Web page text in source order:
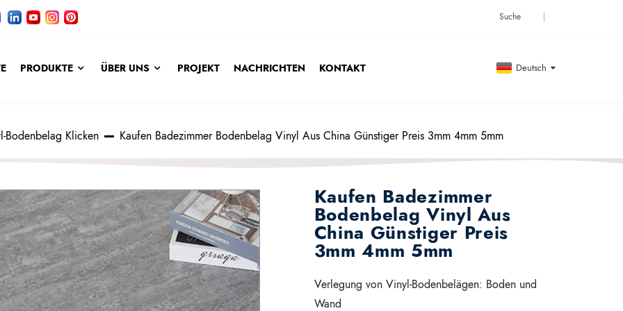
PRODUKTE ÜBER UNS PROJEKT NACHRICHTEN KONTAKT Deutsch
Bodenbelag Klicken Kaufen Badezimmer Bodenbelag Vinyl Aus China Günstiger Preis 3mm 4mm 5mm
Kaufen Badezimmer
Bodenbelag Vinyl Aus
China Günstiger Preis
3mm 4mm 5mm
Verlegung von Vinyl-Bodenbelägen: Boden und
Wand